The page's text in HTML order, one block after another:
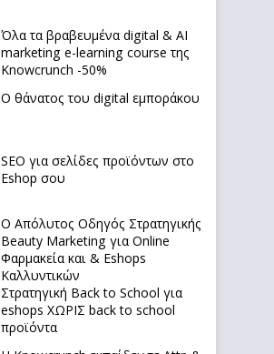
Όλα τα βραβευμένα digital & AI
marketing e-learning course της
Knowcrunch -50%
Ο θάνατος του digital εμποράκου
SEO για σελίδες προϊόντων στο
Eshop σου
Ο Απόλυτoς Οδηγός Στρατηγικής
Beauty Marketing για Online
Φαρμακεία και & Eshops
Καλλυντικών
Στρατηγική Back to School για
eshops ΧΩΡΙΣ back to school
προϊόντα